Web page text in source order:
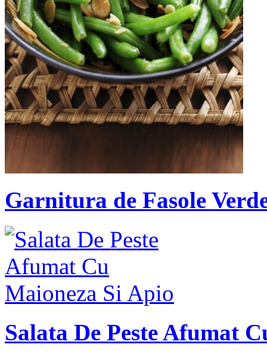
Garnitura de Fasole
Salata De Peste Afumat